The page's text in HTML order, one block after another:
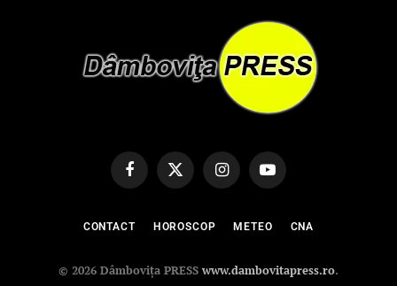
FacebookX
(Twitter)
InstagramYouTube
CONTACT HOROSCOP METEO CNA
© 2026 Dâmbovița PRESSwww.dambovitapress.ro.